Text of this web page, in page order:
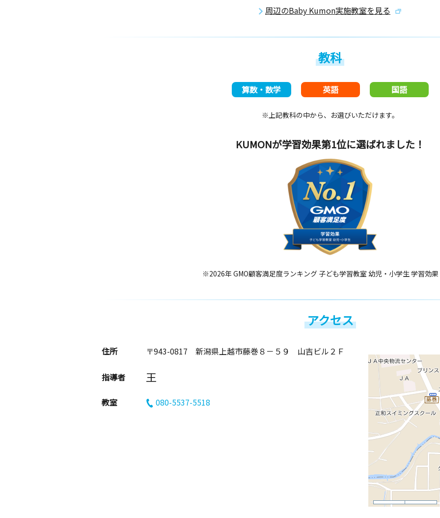
周辺のBaby Kumon実施教室を見る
教科
算数・数学 英語 国語
※上記教科の中から、お選びいただけます。
KUMONが学習効果第1位に選ばれました！
※2026年 GMO顧客満足度ランキング 子ども学習教室 幼児・小学生 学習効
アクセス
住所 〒943-0817 新潟県上越市藤巻８－５９ 山吉ビル２Ｆ
指導者 王
教室 080-5537-5518